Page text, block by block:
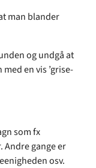
man blander
og undgå at
en vis ’grise-
som fx
gange er
osv.